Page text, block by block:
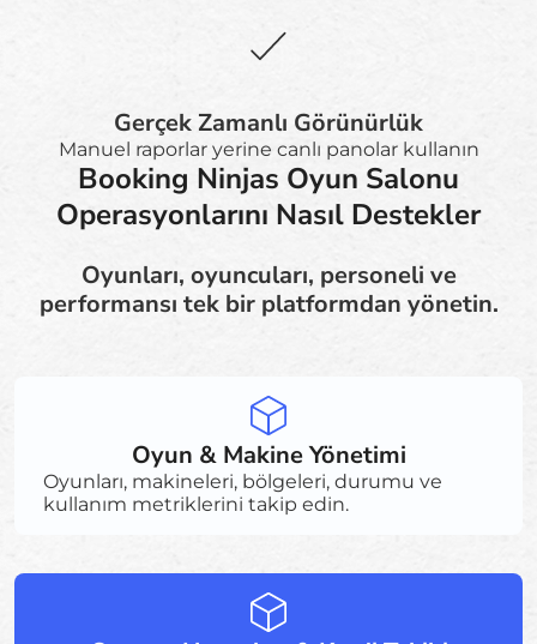
Gerçek Zamanlı Görünürlük
Manuel raporlar yerine canlı panolar kullanın
Booking Ninjas Oyun Salonu
Operasyonlarını Nasıl Destekler
Oyunları, oyuncuları, personeli ve
performansı tek bir platformdan yönetin.
Oyun & Makine Yönetimi
Oyunları, makineleri, bölgeleri, durumu ve
kullanım metriklerini takip edin.